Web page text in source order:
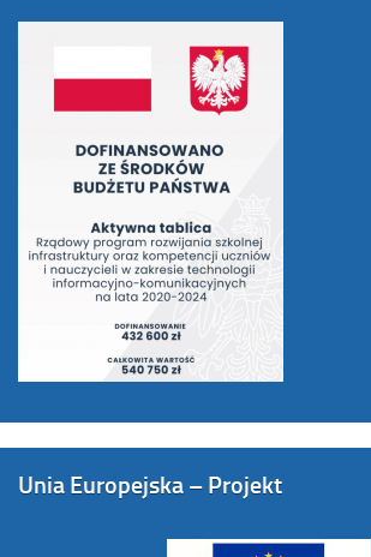
Unia Europejska – Projekt